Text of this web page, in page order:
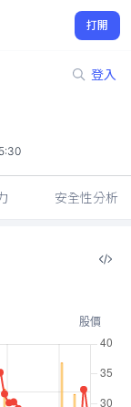
打開
登入
安全性分析